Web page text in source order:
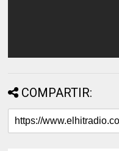
COMPARTIR: